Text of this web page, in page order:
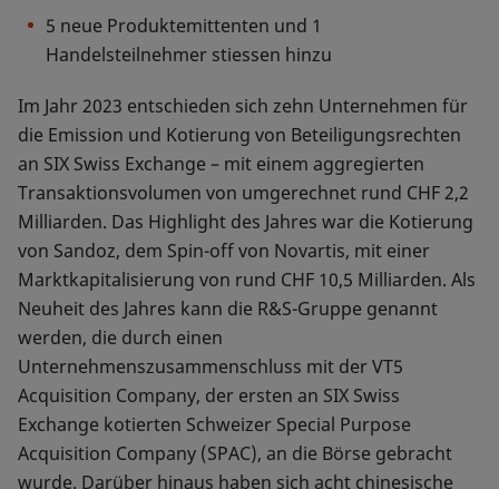
5 neue Produktemittenten und 1
Handelsteilnehmer stiessen hinzu
Im Jahr 2023 entschieden sich zehn Unternehmen für
die Emission und Kotierung von Beteiligungsrechten
an SIX Swiss Exchange – mit einem aggregierten
Transaktionsvolumen von umgerechnet rund CHF 2,2
Milliarden. Das Highlight des Jahres war die Kotierung
von Sandoz, dem Spin-off von Novartis, mit einer
Marktkapitalisierung von rund CHF 10,5 Milliarden. Als
Neuheit des Jahres kann die R&S-Gruppe genannt
werden, die durch einen
Unternehmenszusammenschluss mit der VT5
Acquisition Company, der ersten an SIX Swiss
Exchange kotierten Schweizer Special Purpose
Acquisition Company (SPAC), an die Börse gebracht
wurde. Darüber hinaus haben sich acht chinesische